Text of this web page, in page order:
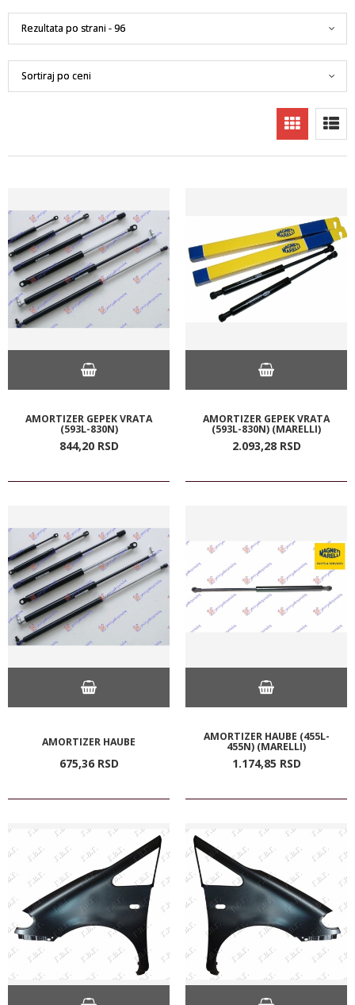
AMORTIZER GEPEK VRATA
(593L-830N)
844,20 RSD
AMORTIZER GEPEK VRATA
(593L-830N) (MARELLI)
2.093,28 RSD
AMORTIZER HAUBE
675,36 RSD
AMORTIZER HAUBE (455L-
455N) (MARELLI)
1.174,85 RSD